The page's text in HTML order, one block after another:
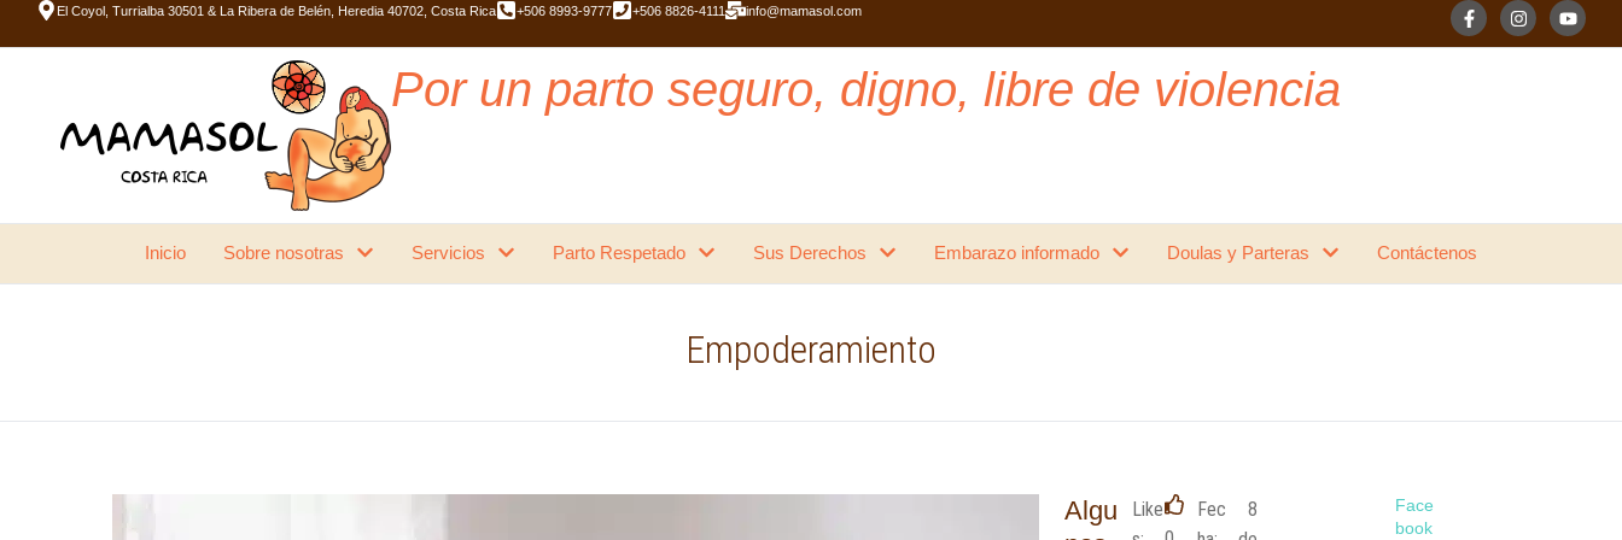
El Coyol, Turrialba 30501 & La Ribera de Belén, Heredia 40702, Costa Rica +506 8993-9777 +506 8826-4111 info@mamasol.com
Por un parto seguro, digno, libre de violencia
Inicio Sobre nosotras Servicios Parto Respetado Sus Derechos Embarazo informado Doulas y Parteras Contáctenos
Empoderamiento
Algu
Like
Fec
8
Face
book